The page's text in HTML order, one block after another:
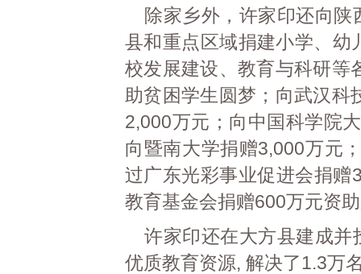
除家乡外，许家印还向
县和重点区域捐建小学、幼
校发展建设、教育与科研等
助贫困学生圆梦；向武汉科
2,000万元；向中国科学院
向暨南大学捐赠3,000万元
过广东光彩事业促进会捐赠
教育基金会捐赠600万元资
许家印还在大方县建成并
优质教育资源, 解决了1.3万